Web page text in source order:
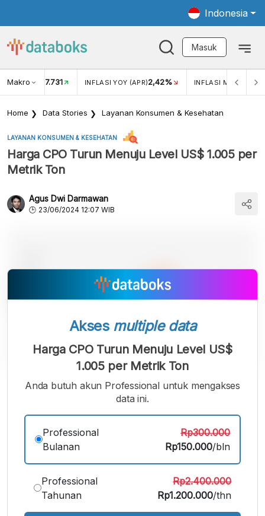
Indonesia
Masuk
Makro
USD/IDR 17.731 INFLASI YOY (APR)2,42% INFLASI MOM (APR)
Home Data Stories Layanan Konsumen & Kesehatan
LAYANAN KONSUMEN & KESEHATAN
Harga CPO Turun Menuju Level US$ 1.005 per
Metrik Ton
Agus Dwi Darmawan
23/06/2024 12:07 WIB
A
Kecil
A
Font
A
Font
Besar
Akses multiple data
Harga CPO Turun Menuju Level US$
1.005 per Metrik Ton
Anda butuh akun Professional untuk mengakses
data ini.
Professional
Bulanan
Rp300.000
Rp150.000/bln
Professional
Tahunan
Rp2.400.000
Rp1.200.000/thn